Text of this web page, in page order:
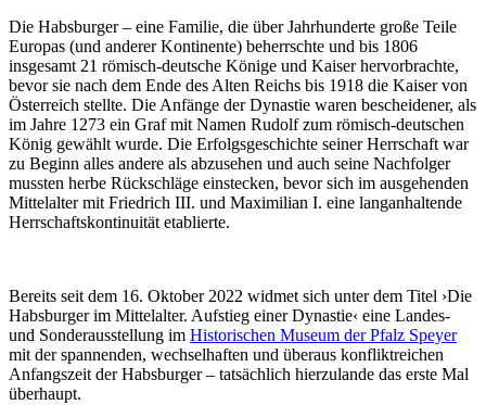
Die Habsburger – eine Familie, die über Jahrhunderte große Teile
Europas (und anderer Kontinente) beherrschte und bis 1806
insgesamt 21 römisch-deutsche Könige und Kaiser hervorbrachte,
bevor sie nach dem Ende des Alten Reichs bis 1918 die Kaiser von
Österreich stellte. Die Anfänge der Dynastie waren bescheidener, als
im Jahre 1273 ein Graf mit Namen Rudolf zum römisch-deutschen
König gewählt wurde. Die Erfolgsgeschichte seiner Herrschaft war
zu Beginn alles andere als abzusehen und auch seine Nachfolger
mussten herbe Rückschläge einstecken, bevor sich im ausgehenden
Mittelalter mit Friedrich III. und Maximilian I. eine langanhaltende
Herrschaftskontinuität etablierte.
Bereits seit dem 16. Oktober 2022 widmet sich unter dem Titel ›Die
Habsburger im Mittelalter. Aufstieg einer Dynastie‹ eine Landes-
und Sonderausstellung im Historischen Museum der Pfalz Speyer
mit der spannenden, wechselhaften und überaus konfliktreichen
Anfangszeit der Habsburger – tatsächlich hierzulande das erste Mal
überhaupt.